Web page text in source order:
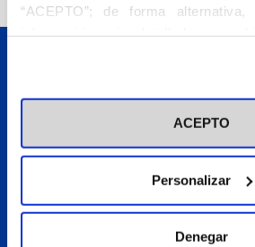
“ACEPTO”; de forma
en el botón "Personalizar". Para
visitar nuestra Política de Cookies
ACEPTO
Personalizar
Denegar
C/Julián Romea, 18 - 28003 Madrid, España.
Telf:+34 91 514 05 73